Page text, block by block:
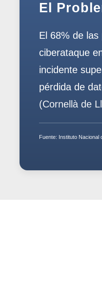
El
El 68% de
ciberataque
incidente
pérdida de
(Cornellà de
Fuente: Instituto Nacional